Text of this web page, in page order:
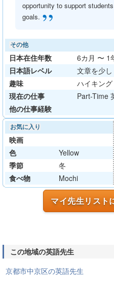
opportunity to support
goals. ”
その他
日本在住年数
6カ月 〜 1
日本語レベル
文章を少し
趣味
ハイキング
現在の仕事
Part-Time
他の仕事経験
お気に入り
映画
色
Yellow
季節
冬
食べ物
Mochi
マイ先生リスト
この地域の英語先生
京都市中京区の英語先生